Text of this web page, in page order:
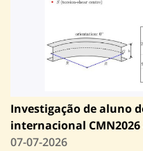
Investigação de aluno
internacional
07-07-2026